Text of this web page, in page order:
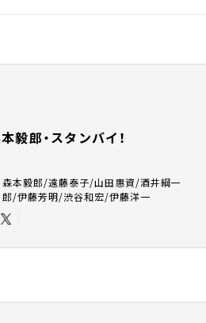
毅郎・スタンバイ！
森本毅郎/遠藤泰子/山田惠資/酒井綱一
郎/伊藤芳明/渋谷和宏/伊藤洋一